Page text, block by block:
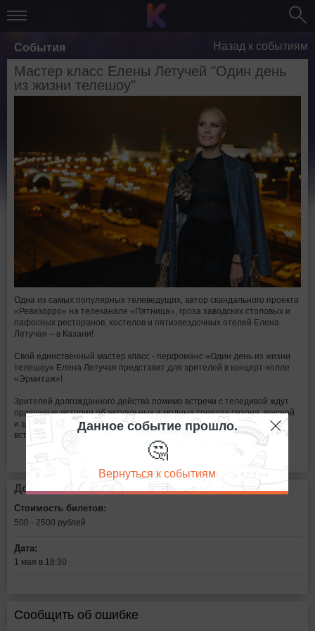
События Назад к событиям
Мастер класс Елены Летучей "Один день
из жизни телешоу"
Одна из самых популярных телеведущих, автор скандального проекта
«Ревизорро» на телеканале «Пятница», гроза заводских столовых и
пафосных ресторанов, хостелов и пятизвездочных отелей Елена
Летучая – в Казани!
Свой единственный мастер класс - перфоманс «Один день из жизни
телешоу» Елена Летучая представит для зрителей в концерт-холле
«Эрмитаж»!
Зрителей долгожданного действа помимо встречи с теледивой ждут
правдивые истории об актуальных и модных трендах сезона, вкусной
и здоровой пище, отношениях с мужчинами. В своей эксклюзивной
встрече скандальная телезвезда поделится секретами успеха.
Дополнительная информация
Стоимость билетов:
500 - 2500 рублей
Дата:
1 мая в 18:30
Сообщить об ошибке
Данное событие прошло.
🤔
Вернуться к событиям